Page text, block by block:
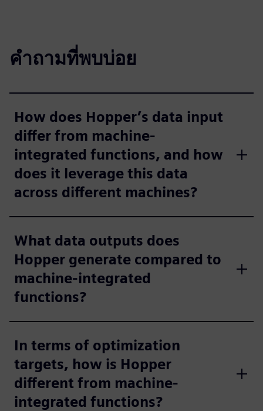
คำถามที่พบบ่อย
How does Hopper’s data input
differ from machine-
integrated functions, and how
does it leverage this data
across different machines?
What data outputs does
Hopper generate compared to
machine-integrated
functions?
In terms of optimization
targets, how is Hopper
different from machine-
integrated functions?